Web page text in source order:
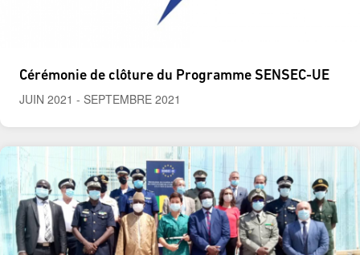
Cérémonie de clôture du Programme SENSEC-UE
JUIN 2021 - SEPTEMBRE 2021